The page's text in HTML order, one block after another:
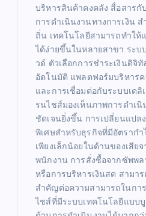
บริหารสินค้าคงคลัง สื่อสารกั
การดำเนินงานทางการเงิน
ถิ่น เทคโนโลยีสามารถทำให้
ได้ง่ายขึ้นในหลายสาขา ระ
วด์ ตัวเลือกการชำระเงินดิจิ
อัตโนมัติ แพลตฟอร์มบริหาร
และการเชื่อมต่อกับระบบเดลิ
รนไชส์มองเห็นภาพการดำเนิ
ชัดเจนยิ่งขึ้น การเปลี่ยนแป
พิเศษสำหรับธุรกิจที่มีอัตราก
เพียงเล็กน้อยในด้านของเสีย
พนักงาน การสั่งซื้อจากซัพพล
หรือการบริหารเงินสด สามา
สำคัญต่อความสามารถในกา
ไชส์ที่มีระบบเทคโนโลยีแบบ